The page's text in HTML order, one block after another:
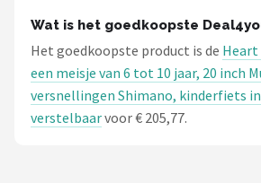
Wat is het goedkoopste
Het goedkoopste product is de Heart
een meisje van 6 tot 10 jaar, 20 inch
versnellingen Shimano, kinderfiets
verstelbaarvoor € 205,77.